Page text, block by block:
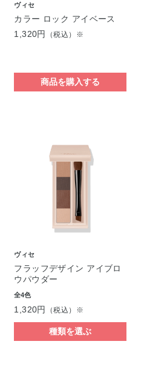
ヴィセ
カラー ロック アイベース
1,320円
（税込）※
商品を購入する
ヴィセ
フラッフデザイン アイブロ
ウパウダー
全4色
1,320円 （税込）※
種類を選ぶ